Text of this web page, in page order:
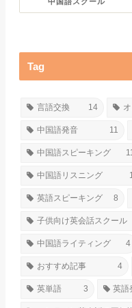
中国語スクール
Tag
言語交換 14
中国語発音 11
中国語スピーキング
中国語リスニング
英語スピーキング 8
子供向け英会話スクール
中国語ライティング 4
おすすめ記事 4
英単語 3 英語